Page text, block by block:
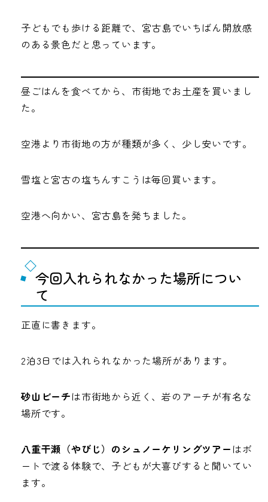
子どもでも歩ける距離で、宮古島でいちばん開放感
のある景色だと思っています。
昼ごはんを食べてから、市街地でお土産を買いまし
た。
空港より市街地の方が種類が多く、少し安いです。
雪塩と宮古の塩ちんすこうは毎回買います。
空港へ向かい、宮古島を発ちました。
今回入れられなかった場所につい
て
正直に書きます。
2泊3日では入れられなかった場所があります。
砂山ビーチは市街地から近く、岩のアーチが有名な
場所です。
八重干瀬（やびじ）のシュノーケリングツアー はボ
ートで渡る体験で、子どもが大喜びすると聞いてい
ます。